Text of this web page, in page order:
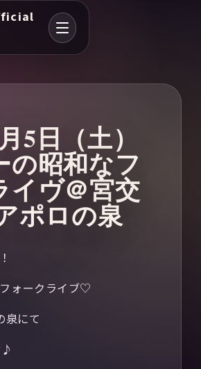
5日（土）
の昭和なフ
イヴ＠宮交
ポロの泉
ォークライブ♡
泉にて
♪